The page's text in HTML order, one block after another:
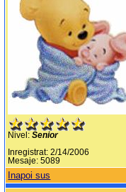
Nivel:Senior
Inregistrat: 2/14/2006
Mesaje: 5089
Inapoi sus